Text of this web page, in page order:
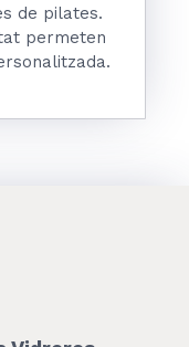
de pilates.
permeten